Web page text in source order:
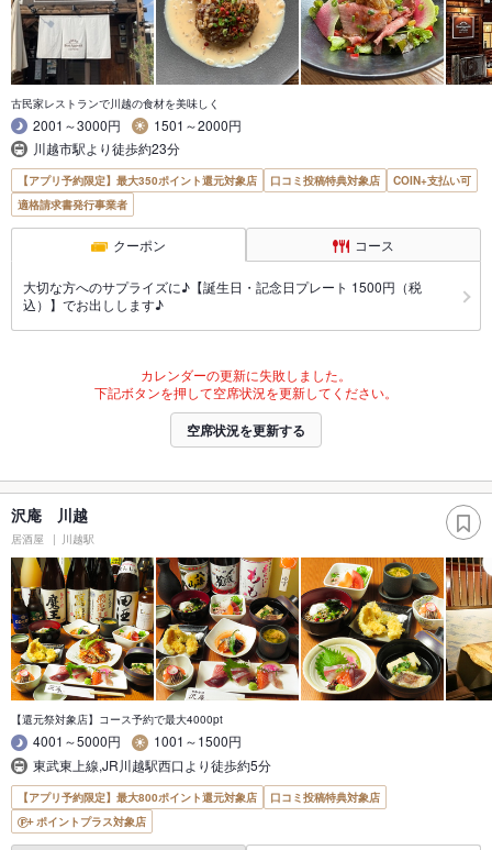
古民家レストランで川越の食材を美味しく
2001～3000円
1501～2000円
川越市駅より徒歩約23分
【アプリ予約限定】最大350ポイント還元対象店 口コミ投稿特典対象店
COIN+支払い可
適格請求書発行事業者
クーポン コース
大切な方へのサプライズに♪【誕生日・記念日プレート 1500円（税
込）】でお出しします♪
カレンダーの更新に失敗しました。
下記ボタンを押して空席状況を更新してください。
空席状況を更新する
沢庵 川越
居酒屋 川越駅
【還元祭対象店】コース予約で最大4000pt
4001～5000円
1001～1500円
東武東上線,JR川越駅西口より徒歩約5分
【アプリ予約限定】最大800ポイント還元対象店
口コミ投稿特典対象店
ポイントプラス対象店